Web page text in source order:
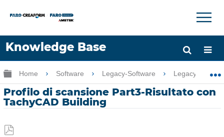
Knowledge Base
Lingua
Chiedere aiuto Accesso
×
Ingrandisci/riduci gerarchia globale
Home Software Legacy-Software Legacy-
Profilo di scansione Part3-Risultato con
TachyCAD Building